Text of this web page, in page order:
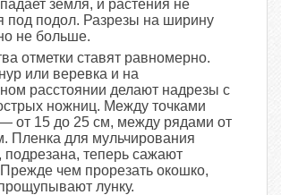
земля, и растения не
под подол. Разрезы на ширину
не больше.
отметки ставят равномерно.
или веревка и на
расстоянии делают надрезы с
ножниц. Между точками
от 15 до 25 см, между рядами от
Пленка для мульчирования
подрезана, теперь сажают
Прежде чем прорезать окошко,
лунку.